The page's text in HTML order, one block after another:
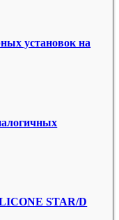
установок на
STAR/D